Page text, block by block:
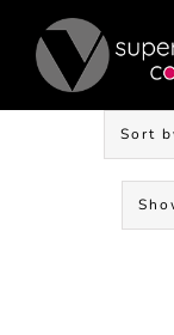
content
Sort